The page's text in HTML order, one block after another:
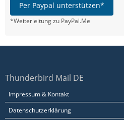
Per Paypal unterstützen*
*Weiterleitung zu PayPal.Me
Thunderbird Mail DE
Impressum & Kontakt
Datenschutzerklärung